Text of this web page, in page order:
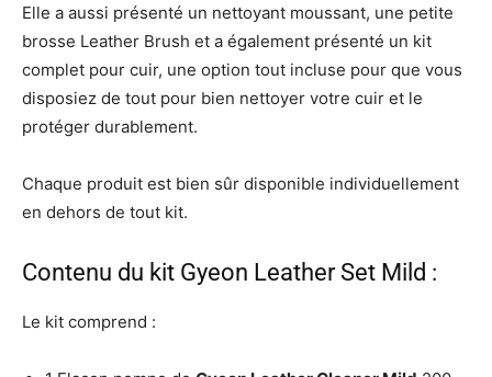
Elle a aussi présenté un nettoyant moussant, une petite
brosse Leather Brush et a également présenté un kit
complet pour cuir, une option tout incluse pour que vous
disposiez de tout pour bien nettoyer votre cuir et le
protéger durablement.
Chaque produit est bien sûr disponible individuellement
en dehors de tout kit.
Contenu du kit Gyeon Leather Set Mild :
Le kit comprend :